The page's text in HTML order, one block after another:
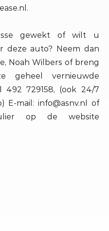
gewekt of wilt u
deze auto? Neem dan
Noah Wilbers of breng
geheel vernieuwde
492 729158, (ook 24/7
E-mail: info@asnv.nl of
op de website